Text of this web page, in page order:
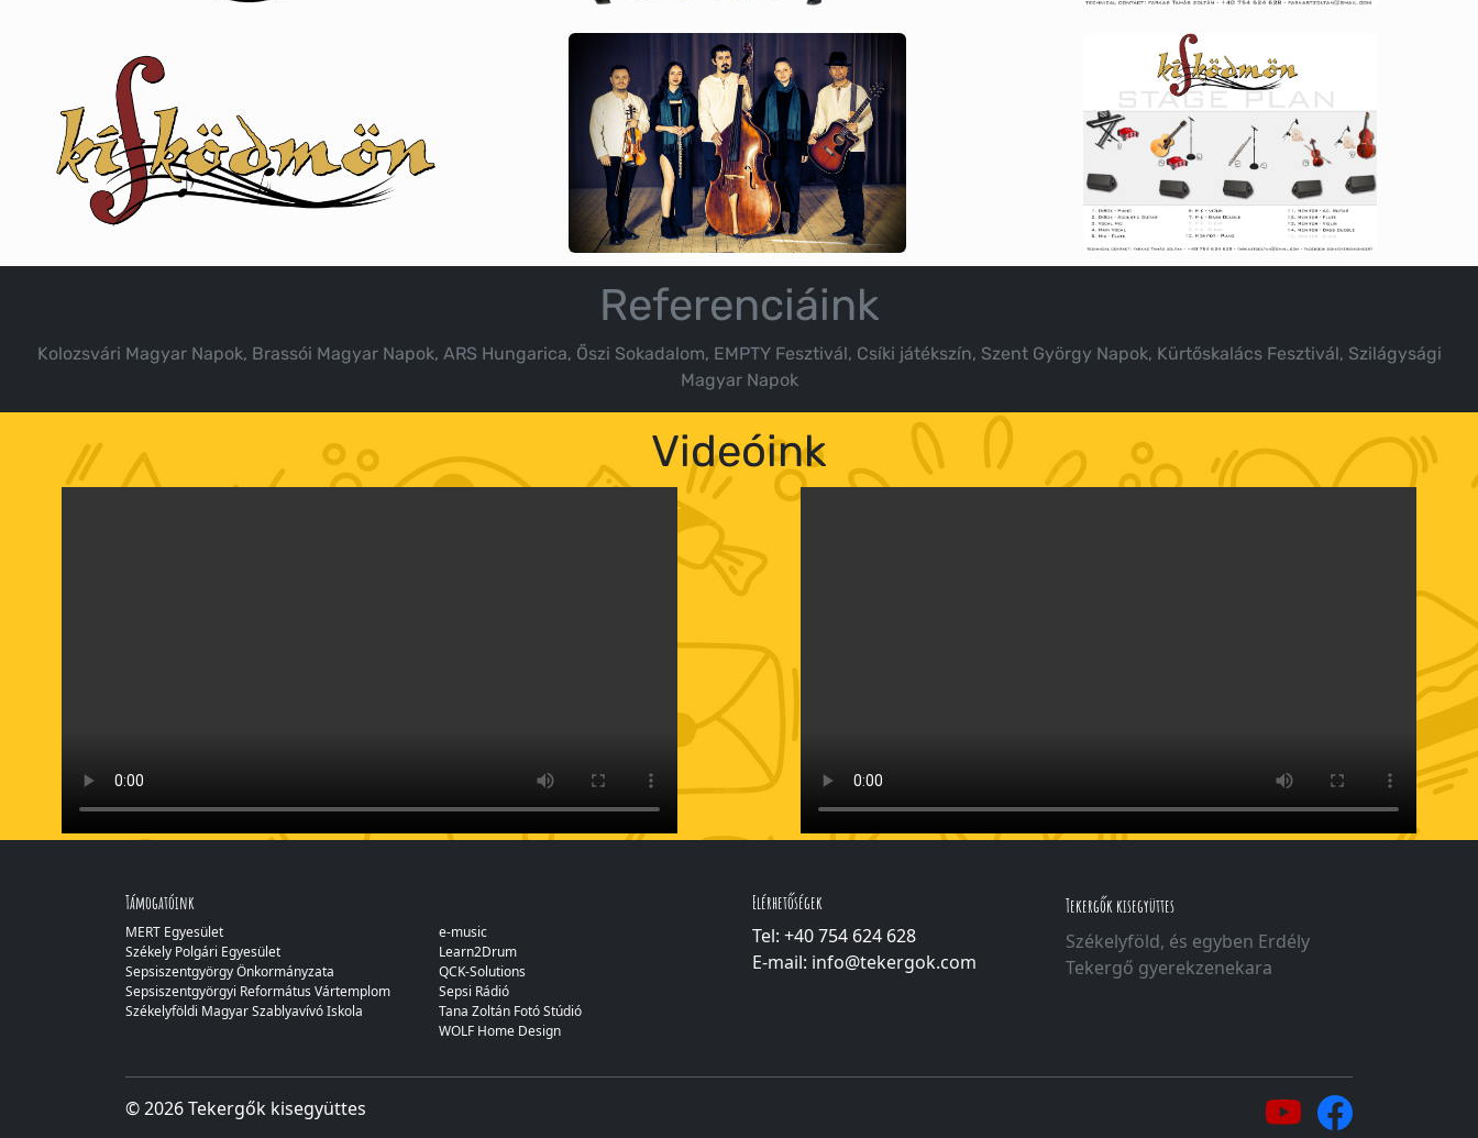
Referenciáink
Kolozsvári Magyar Napok, Brassói Magyar Napok, ARS Hungarica, Őszi Sokadalom, EMPTY Fesztivál, Csíki játékszín, Szent György Napok, Kürtőskalács Fesztivál, Szilágysági
Magyar Napok
Videóink
Támogatóink
MERT Egyesület
Székely Polgári Egyesület
Sepsiszentgyörgy Önkormányzata
Sepsiszentgyörgyi Református Vártemplom
Székelyföldi Magyar Szablyavívó Iskola
e-music
Learn2Drum
QCK-Solutions
Sepsi Rádió
Tana Zoltán Fotó Stúdió
WOLF Home Design
Elérhetőségek
Tel: +40754 624 628
E-mail: info@tekergok.com
Tekergők kisegyüttes
Székelyföld, és egyben Erdély
Tekergő gyerekzenekara
© 2026 Tekergők kisegyüttes